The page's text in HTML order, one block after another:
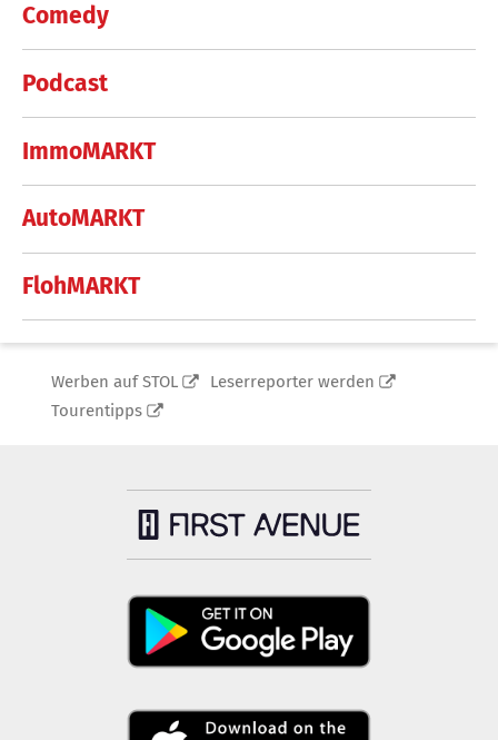
Comedy
Podcast
ImmoMARKT
AutoMARKT
FlohMARKT
Werben auf STOL
Leserreporter werden
Tourentipps